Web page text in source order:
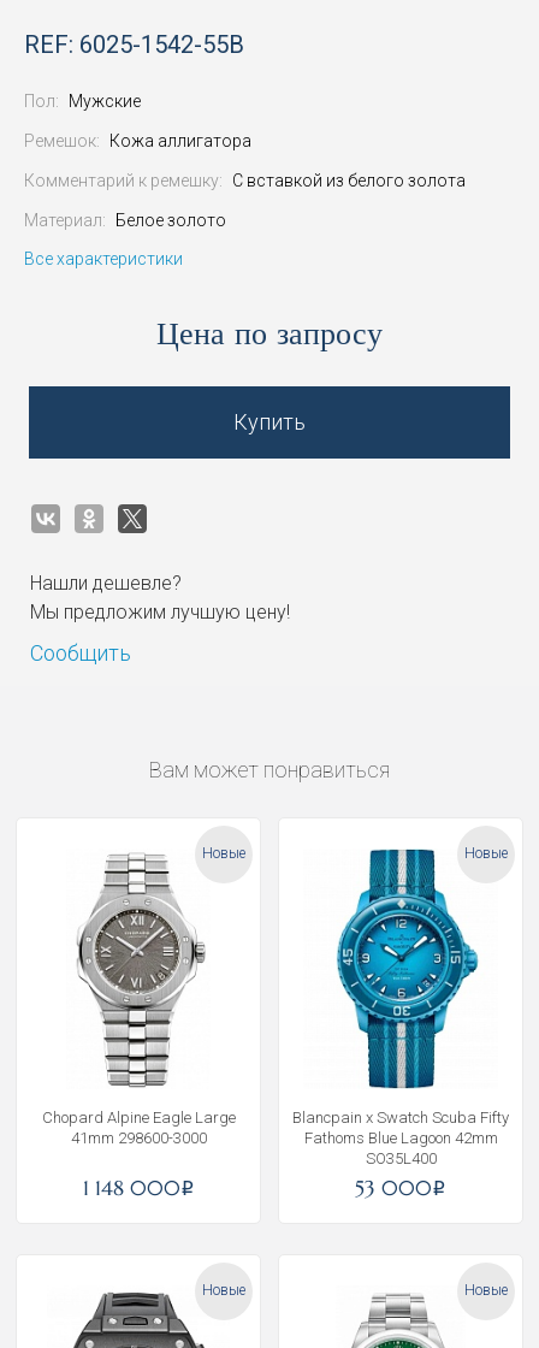
REF: 6025-1542-55B
Пол: Мужские
Ремешок: Кожа аллигатора
Комментарий к ремешку: С вставкой из белого золота
Материал:
Белое золото
Все характеристики
Цена по запросу
Купить
Нашли дешевле?
Мы предложим лучшую цену!
Сообщить
Вам может понравиться
Новые
Chopard Alpine Eagle Large
41mm 298600-3000
1 148 000i
Новые
Blancpain x Swatch Scuba Fifty
Fathoms Blue Lagoon 42mm
SO35L400
53 000i
Новые Новые